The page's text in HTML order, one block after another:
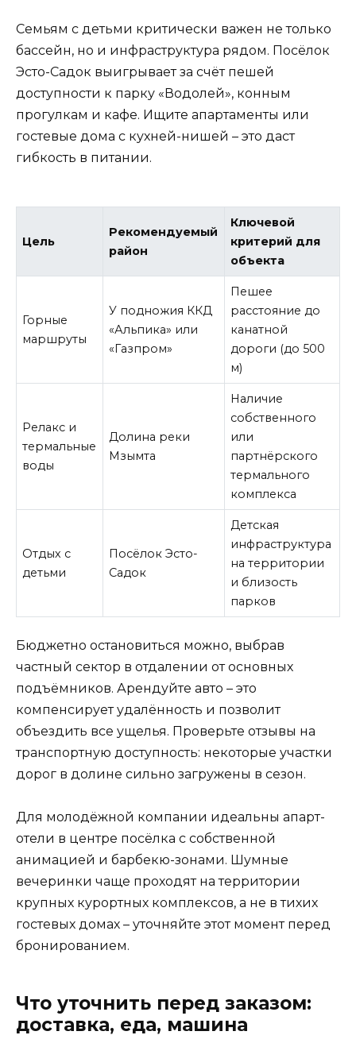
Семьям с детьми критически важен не только
бассейн, но и инфраструктура рядом. Посёлок
Эсто-Садок выигрывает за счёт пешей
доступности к парку «Водолей», конным
прогулкам и кафе. Ищите апартаменты или
гостевые дома с кухней-нишей – это даст
гибкость в питании.
Цель
Рекомендуемый
район
Ключевой
критерий для
объекта
Горные
маршруты
У подножия ККД
«Альпика» или
«Газпром»
Пешее
расстояние до
канатной
дороги (до 500
м)
Релакс и
термальные
воды
Долина реки
Мзымта
Наличие
собственного
или
партнёрского
термального
комплекса
Отдых с
детьми
Посёлок Эсто-
Садок
Детская
инфраструктура
на территории
и близость
парков
Бюджетно остановиться можно, выбрав
частный сектор в отдалении от основных
подъёмников. Арендуйте авто – это
компенсирует удалённость и позволит
объездить все ущелья. Проверьте отзывы на
транспортную доступность: некоторые участки
дорог в долине сильно загружены в сезон.
Для молодёжной компании идеальны апарт-
отели в центре посёлка с собственной
анимацией и барбекю-зонами. Шумные
вечеринки чаще проходят на территории
крупных курортных комплексов, а не в тихих
гостевых домах – уточняйте этот момент перед
бронированием.
Что уточнить перед заказом:
доставка, еда, машина